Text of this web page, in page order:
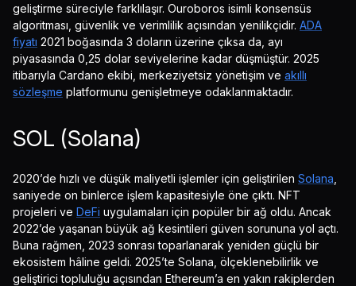
geliştirme süreciyle farklılaşır. Ouroboros isimli konsensüs
algoritması, güvenlik ve verimlilik açısından yenilikçidir. ADA
fiyatı 2021 boğasında 3 doların üzerine çıksa da, ayı
piyasasında 0,25 dolar seviyelerine kadar düşmüştür. 2025
itibarıyla Cardano ekibi, merkeziyetsiz yönetişim ve akıllı
sözleşme platformunu genişletmeye odaklanmaktadır.
SOL (Solana)
2020’de hızlı ve düşük maliyetli işlemler için geliştirilen Solana
saniyede on binlerce işlem kapasitesiyle öne çıktı. NFT
projeleri ve DeFi uygulamaları için popüler bir ağ oldu. Ancak
2022’de yaşanan büyük ağ kesintileri güven sorununa yol açtı.
Buna rağmen, 2023 sonrası toparlanarak yeniden güçlü bir
ekosistem hâline geldi. 2025’te Solana, ölçeklenebilirlik ve
geliştirici topluluğu açısından Ethereum’a en yakın rakiplerden